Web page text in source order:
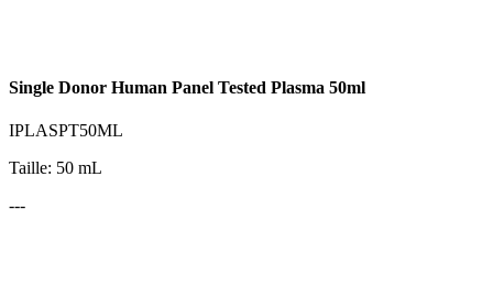
Single Donor Human Panel Tested Plasma 50ml
IPLASPT50ML
Taille: 50 mL
---